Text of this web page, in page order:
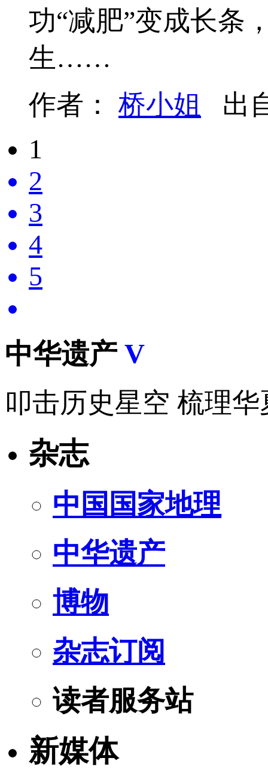
功“减肥”变成长条
生……
作者： 桥小姐
出
1
2
3
4
5
中华遗产 V
叩击历史星空 梳理华
杂志
中国国家地理
中华遗产
博物
杂志订阅
读者服务站
新媒体